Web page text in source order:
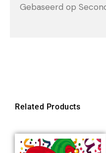
Gebaseerd op
Related Products